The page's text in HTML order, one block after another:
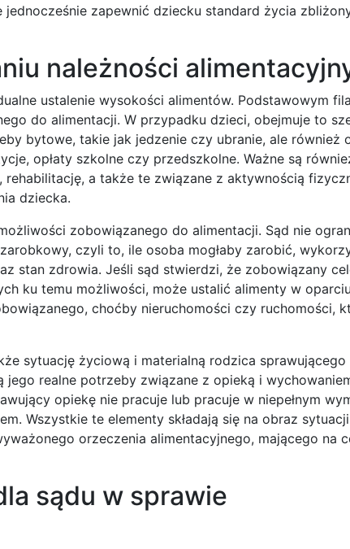
zapewnić dziecku standard życia
należności
ustalenie wysokości alimentów. Podstawowym
do alimentacji. W przypadku dzieci, obejmuje to
bytowe, takie jak jedzenie czy ubranie, ale również
opłaty szkolne czy przedszkolne. Ważne są
a także te związane z aktywnością
dziecka.
zobowiązanego do alimentacji. Sąd nie
czyli to, ile osoba mogłaby zarobić,
stan zdrowia. Jeśli sąd stwierdzi, że zobowiązany
ku temu możliwości, może ustalić alimenty w
choćby nieruchomości czy ruchomości,
sytuację życiową i materialną rodzica sprawującego
realne potrzeby związane z opieką i
opiekę nie pracuje lub pracuje w niepełnym
Wszystkie te elementy składają się na obraz sytuacji
orzeczenia alimentacyjnego, mającego na
sądu w sprawie